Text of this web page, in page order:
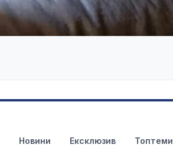
Новини Ексклюзив Топтеми